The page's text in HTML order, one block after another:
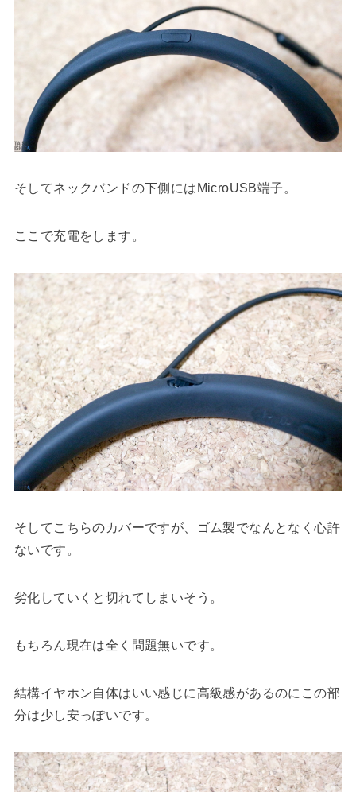
そしてネックバンドの下側にはMicroUSB端子。
ここで充電をします。
そしてこちらのカバーですが、ゴム製でなんとなく心許
ないです。
劣化していくと切れてしまいそう。
もちろん現在は全く問題無いです。
結構イヤホン自体はいい感じに高級感があるのにこの部
分は少し安っぽいです。